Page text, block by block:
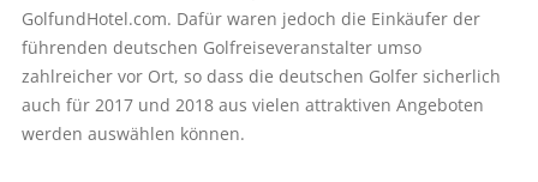
GolfundHotel.com. Dafür waren jedoch die Einkäufer der
führenden deutschen Golfreiseveranstalter umso
zahlreicher vor Ort, so dass die deutschen Golfer sicherlich
auch für 2017 und 2018 aus vielen attraktiven Angeboten
werden auswählen können.